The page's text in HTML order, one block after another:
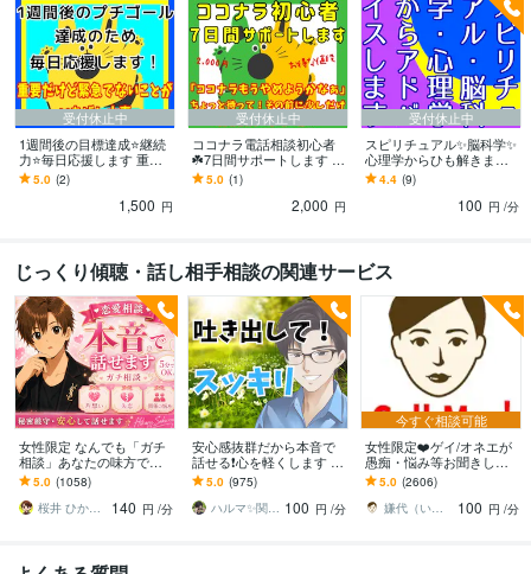
受付休止中
1週間後の目標達成⭐️継続
力⭐️毎日応援します 重要
だけど緊急でないことが
実は緊急で重要❗️着実な一
5.0 (2)
1,500 円
受付休止中
ココナラ電話相談初心者
☘️7日間サポートします 閲
覧されたい！購入された
い！なに話したらいい？
5.0 (1)
2,000 円
受付休止中
スピリチュアル✨脳科学✨
心理学からひも解きます
ゆる系心理カウンセラー
が❤️あなたの頭と気持ち
4.4 (9)
100 円 /分
じっくり傾聴・話し相手相談の関連サービス
女性限定 なんでも「ガチ
相談」あなたの味方で話
ます 男性目線で、あなた
の恋の“答え”を言葉にしま
す。
5.0 (1058)
桜井 ひかる｜経験豊富の恋愛相談室
140 円 /分
安心感抜群だから本音で
話せる❗️心を軽くします あ
なたの気持ちを最優先✨否
定せず秘密厳守！愚痴・
雑談OK
5.0 (975)
ハルマ✨関西の傾聴マスター 100 円 /分
今すぐ相談可能
女性限定❤️ゲイ/オネエが
愚痴・悩み等お聞きしま
す 女性限定！ゲイ/オネエ
が恋愛/人間関係など何で
も聞くわよ！
5.0 (2606)
嫌代（いやよ）
100 円 /分